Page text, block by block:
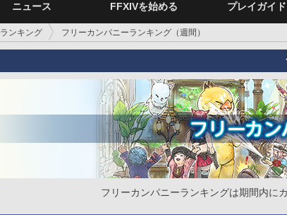
ニュース FFXIVを始める プレイガイド
ランキング フリーカンパニーランキング（週間）
フリーカンパニーランキングは期間内に